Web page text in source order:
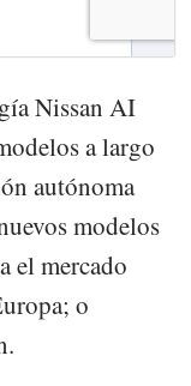
Nissan AI
a largo
autónoma
modelos
el mercado
o